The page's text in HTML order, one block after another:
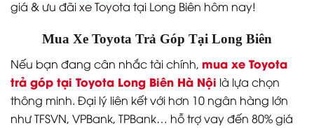
giá & ưu đãi xe Toyota tại Long Biên hôm nay!
Mua Xe Toyota Trả Góp Tại Long Biên
Nếu bạn đang cân nhắc tài chính, mua xe Toyota
trả góp tại Toyota Long Biên Hà Nội là lựa chọn
thông minh. Đại lý liên kết với hơn 10 ngân hàng lớn
như TFSVN, VPBank, TPBank… hỗ trợ vay đến 80% giá